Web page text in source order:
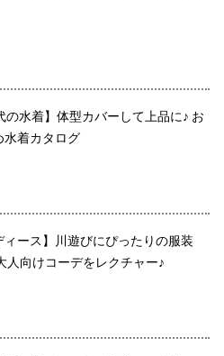
の水着】体型カバーして上品に♪ お
水着カタログ
ィース】川遊びにぴったりの服装
人向けコーデをレクチャー♪